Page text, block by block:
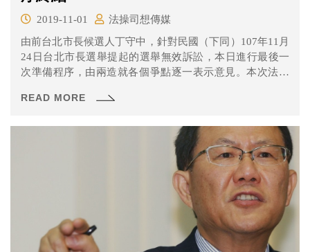
2019-11-01
法操司想傳媒
由前台北市長候選人丁守中，針對民國（下同）107年11月
24日台北市長選舉提起的選舉無效訴訟，本日進行最後一
次準備程序，由兩造就各個爭點逐一表示意見。本次法官
起來看看吧！
READ MORE